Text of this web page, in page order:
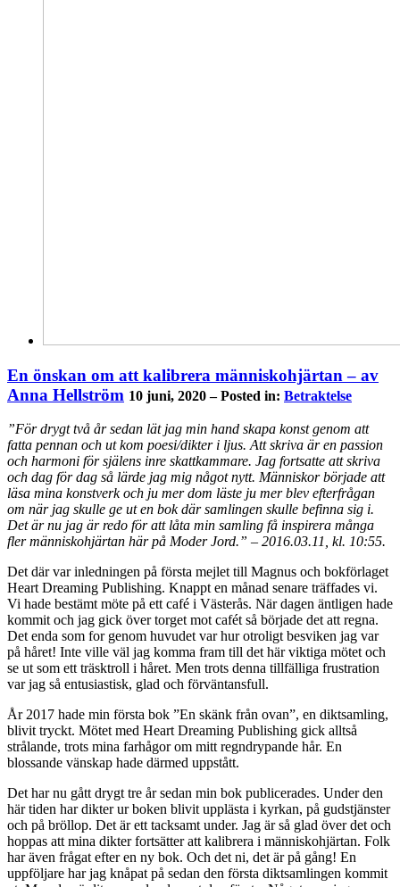
En önskan om att kalibrera människohjärtan – av
Anna Hellström 10 juni, 2020 – Posted in: Betraktelse
”För drygt två år sedan lät jag min hand skapa konst genom att
fatta pennan och ut kom poesi/dikter i ljus. Att skriva är en passion
och harmoni för själens inre skattkammare. Jag fortsatte att skriva
och dag för dag så lärde jag mig något nytt. Människor började att
läsa mina konstverk och ju mer dom läste ju mer blev efterfrågan
om när jag skulle ge ut en bok där samlingen skulle befinna sig i.
Det är nu jag är redo för att låta min samling få inspirera många
fler människohjärtan här på Moder Jord.” – 2016.03.11, kl. 10:55.
Det där var inledningen på första mejlet till Magnus och bokförlaget
Heart Dreaming Publishing. Knappt en månad senare träffades vi.
Vi hade bestämt möte på ett café i Västerås. När dagen äntligen hade
kommit och jag gick över torget mot cafét så började det att regna.
Det enda som for genom huvudet var hur otroligt besviken jag var
på håret! Inte ville väl jag komma fram till det här viktiga mötet och
se ut som ett träsktroll i håret. Men trots denna tillfälliga frustration
var jag så entusiastisk, glad och förväntansfull.
År 2017 hade min första bok ”En skänk från ovan”, en diktsamling,
blivit tryckt. Mötet med Heart Dreaming Publishing gick alltså
strålande, trots mina farhågor om mitt regndrypande hår. En
blossande vänskap hade därmed uppstått.
Det har nu gått drygt tre år sedan min bok publicerades. Under den
här tiden har dikter ur boken blivit upplästa i kyrkan, på gudstjänster
och på bröllop. Det är ett tacksamt under. Jag är så glad över det och
hoppas att mina dikter fortsätter att kalibrera i människohjärtan. Folk
har även frågat efter en ny bok. Och det ni, det är på gång! En
uppföljare har jag knåpat på sedan den första diktsamlingen kommit